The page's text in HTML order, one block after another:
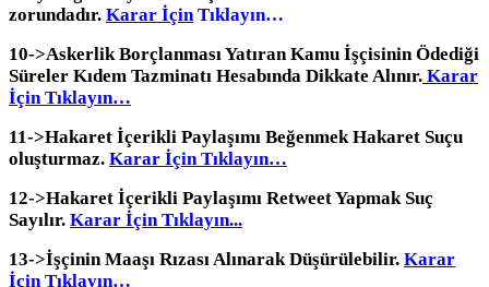
zorundadır. Karar İçin Tıklayın…
10->Askerlik Borçlanması Yatıran Kamu İşçisinin Ödediği
Süreler Kıdem Tazminatı Hesabında Dikkate Alınır. Karar
İçin Tıklayın…
11->Hakaret İçerikli Paylaşımı Beğenmek Hakaret Suçu
oluşturmaz. Karar İçin Tıklayın…
12->Hakaret İçerikli Paylaşımı Retweet Yapmak Suç
Sayılır. Karar İçin Tıklayın...
13->İşçinin Maaşı Rızası Alınarak Düşürülebilir. Karar
İçin Tıklayın…